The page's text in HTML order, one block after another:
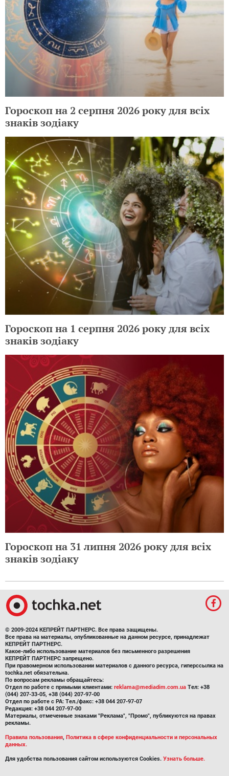
Гороскоп на 2 серпня 2026 року для всіх
знаків зодіаку
Гороскоп на 1 серпня 2026 року для всіх
знаків зодіаку
Гороскоп на 31 липня 2026 року для всіх
знаків зодіаку
© 2009-2024 КЕПРЕЙТ ПАРТНЕРС. Все права защищены.
Все права на материалы, опубликованные на данном ресурсе, принадлежат
КЕПРЕЙТ ПАРТНЕРС.
Какое-либо использование материалов без письменного разрешения
КЕПРЕЙТ ПАРТНЕРС запрещено.
При правомерном использовании материалов с данного ресурса, гиперссылка на
tochka.net обязательна.
По вопросам рекламы обращайтесь:
Отдел по работе с прямыми клиентами: reklama@mediadim.com.ua Тел: +38
(044) 207-33-05, +38 (044) 207-97-00
Отдел по работе с РА: Тел./факс: +38 044 207-97-07
Редакция: +38 044 207-97-00
Материалы, отмеченные знаками "Реклама", "Промо", публикуются на правах
рекламы.
Правила пользования, Политика в сфере конфиденциальности и персональных
данных.
Для удобства пользования сайтом используются Cookies. Узнать больше.